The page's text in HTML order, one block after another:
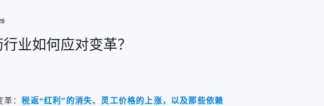
业如何应对变革？
革：税返“红利”的消失、灵工价格的上涨，以及那些依赖